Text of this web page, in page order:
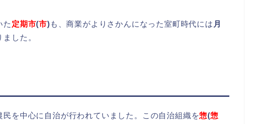
た 定期市(市) も、商業がよりさかんになった室町時代には 月
した。
を中心に自治が行われていました。この自治組織を惣(惣